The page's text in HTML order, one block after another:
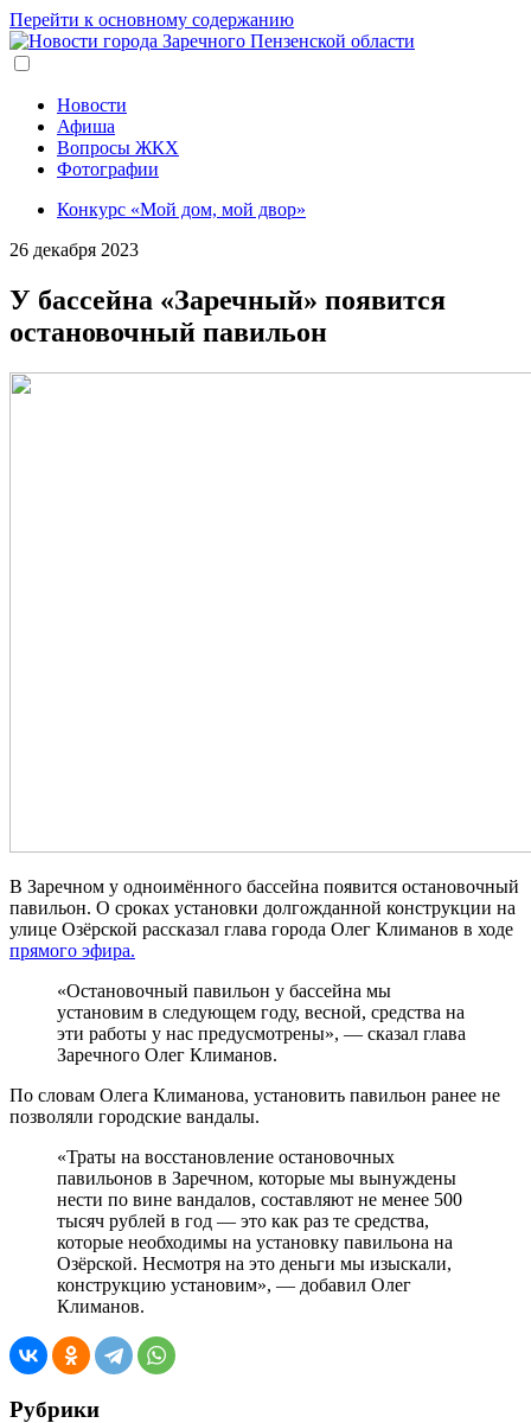
Перейти к основному содержанию
Новости
Афиша
Вопросы ЖКХ
Фотографии
Конкурс «Мой дом, мой двор»
26 декабря 2023
У бассейна «Заречный» появится
остановочный павильон
В Заречном у одноимённого бассейна появится остановочный
павильон. О сроках установки долгожданной конструкции на
улице Озёрской рассказал глава города Олег Климанов в ходе
прямого эфира.
«Остановочный павильон у бассейна мы
установим в следующем году, весной, средства на
эти работы у нас предусмотрены», — сказал глава
Заречного Олег Климанов.
По словам Олега Климанова, установить павильон ранее не
позволяли городские вандалы.
«Траты на восстановление остановочных
павильонов в Заречном, которые мы вынуждены
нести по вине вандалов, составляют не менее 500
тысяч рублей в год — это как раз те средства,
которые необходимы на установку павильона на
Озёрской. Несмотря на это деньги мы изыскали,
конструкцию установим», — добавил Олег
Климанов.
Рубрики